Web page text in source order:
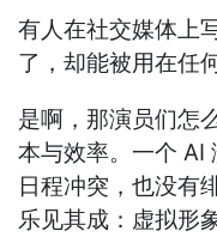
有人在社交媒体上
了，却能被用在任
是啊，那演员们怎
本与效率。一个 AI
日程冲突，也没有
乐见其成：虚拟形